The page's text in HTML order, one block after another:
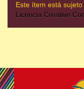
Este ítem está
Licencia Creative